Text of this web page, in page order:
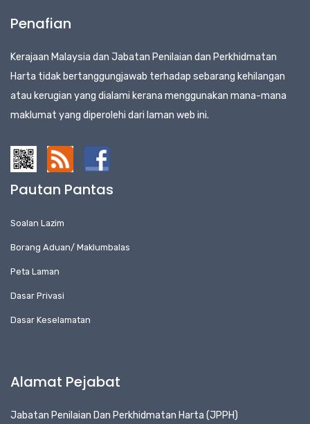
Penafian
Kerajaan Malaysia dan Jabatan Penilaian dan Perkhidmatan
Harta tidak bertanggungjawab terhadap sebarang kehilangan
atau kerugian yang dialami kerana menggunakan mana-mana
maklumat yang diperolehi dari laman web ini.
Pautan Pantas
Soalan Lazim
Borang Aduan/ Maklumbalas
Peta Laman
Dasar Privasi
Dasar Keselamatan
Alamat Pejabat
Jabatan Penilaian Dan Perkhidmatan Harta (JPPH)